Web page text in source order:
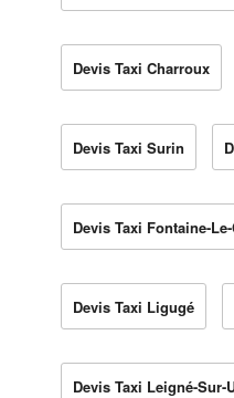
Devis Taxi Charroux
Devis Taxi Surin
Devis Taxi Fontaine-
Devis Taxi Ligugé
Devis Taxi Leigné-Sur-